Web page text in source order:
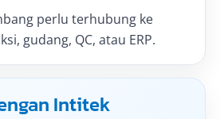
perlu terhubung ke
gudang, QC, atau ERP.
Intitek